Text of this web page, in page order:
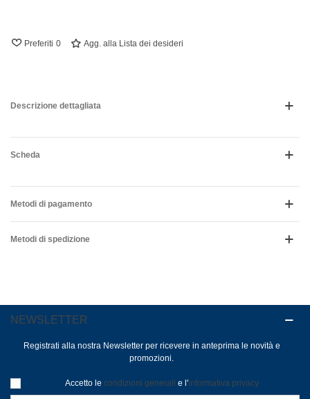
Preferiti 0 Agg. alla Lista dei desideri
Descrizione dettagliata
Scheda
Metodi di pagamento
Metodi di spedizione
NEWSLETTER
Registrati alla nostra Newsletter per ricevere in anteprima le novità e
promozioni.
Accetto le condizioni generali e l'informativa privacy